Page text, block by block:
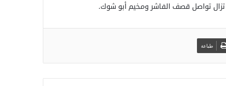
تزال تواصل قصف الفاشر ومخيم أبو شوك.
طباعة